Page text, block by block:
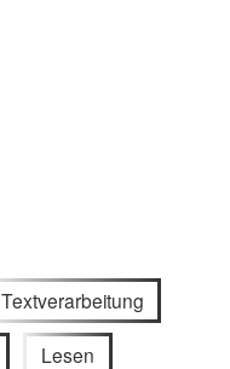
Textverarbeitung
Lesen